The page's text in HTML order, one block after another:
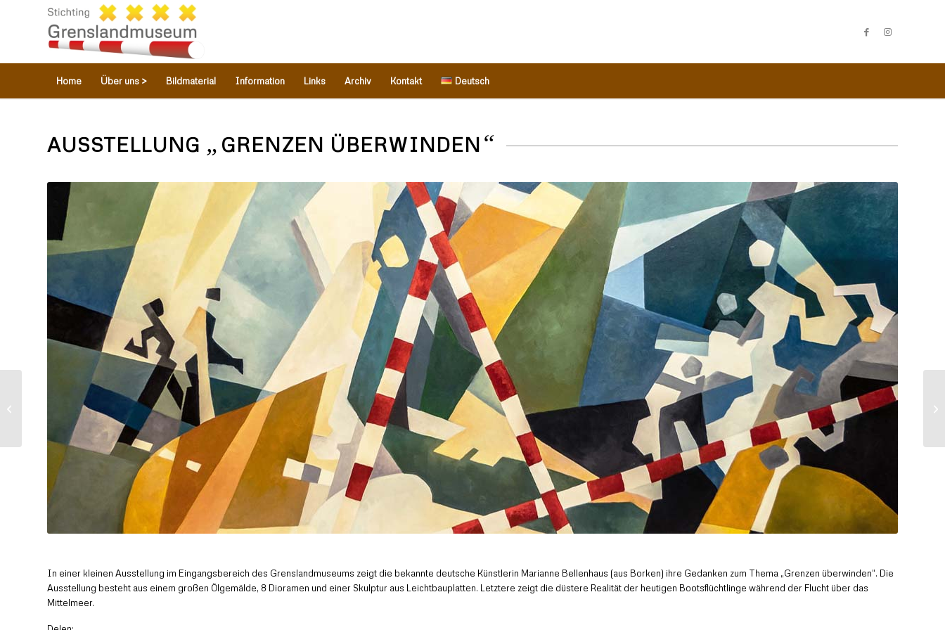
Home Über uns > Bildmaterial Information Links Archiv Kontakt Deutsch
AUSSTELLUNG „ GRENZEN ÜBERWINDEN “
In einer kleinen Ausstellung im Eingangsbereich des Grenslandmuseums zeigt die bekannte deutsche Künstlerin Marianne Bellenhaus (aus Borken) ihre Gedanken zum Thema „Grenzen überwinden“. Die
Ausstellung besteht aus einem großen Ölgemälde, 8 Dioramen und einer Skulptur aus Leichtbauplatten. Letztere zeigt die düstere Realität der heutigen Bootsflüchtlinge während der Flucht über das
Mittelmeer.
60 Jahre Markt in